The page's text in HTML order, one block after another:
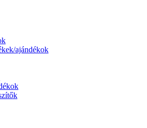
ajándékok